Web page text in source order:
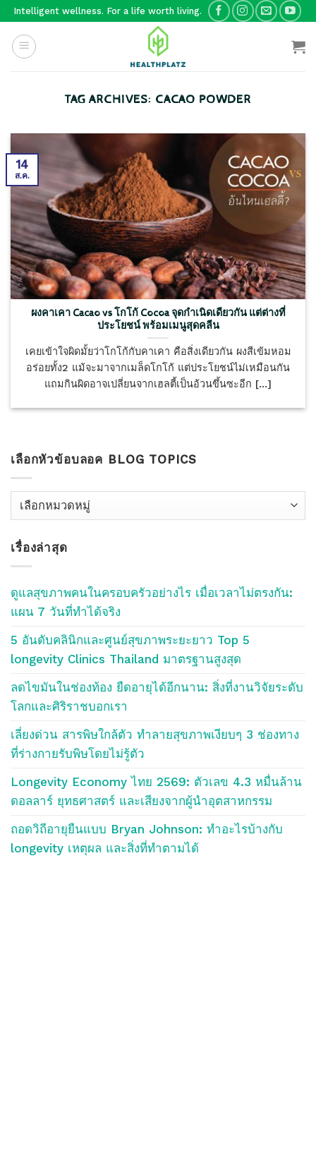
Skip
content
Intelligent wellness. For a life worth living.
TAG ARCHIVES: CACAO POWDER
ผงคาเคา Cacao vs โกโก้ Cocoa จุดกำเนิดเดียวกัน แต่ต่างที่
ประโยชน์ พร้อมเมนูสุดคลีน
เคยเข้าใจผิดมั้ยว่าโกโก้กับคาเคา คือสิ่งเดียวกัน ผงสีเข้มหอม
อร่อยทั้ง2 แม้จะมาจากเมล็ดโกโก้ แต่ประโยชน์ไม่เหมือนกัน
แถมกินผิดอาจเปลี่ยนจากเฮลตี้เป็นอ้วนขึ้นซะอีก [...]
14
ส.ค.
เลือกหัวข้อบลอค BLOG TOPICS
เลือก
บลอค
Blog
เรื่องล่าสุด
ดูแลสุขภาพคนในครอบครัวอย่างไร เมื่อเวลาไม่ตรงกัน:
แผน 7 วันที่ทำได้จริง
5 อันดับคลินิกและศูนย์สุขภาพระยะยาว Top 5
longevity Clinics Thailand มาตรฐานสูงสุด
ลดไขมันในช่องท้อง ยืดอายุได้อีกนาน: สิ่งที่งานวิจัยระดับ
โลกและศิริราชบอกเรา
เลี่ยงด่วน สารพิษใกล้ตัว ทำลายสุขภาพเงียบๆ 3 ช่องทาง
ที่ร่างกายรับพิษโดยไม่รู้ตัว
Longevity Economy ไทย 2569: ตัวเลข 4.3 หมื่นล้าน
ดอลลาร์ ยุทธศาสตร์ และเสียงจากผู้นำอุตสาหกรรม
ถอดวิถีอายุยืนแบบ Bryan Johnson: ทำอะไรบ้างกับ
longevity เหตุผล และสิ่งที่ทำตามได้